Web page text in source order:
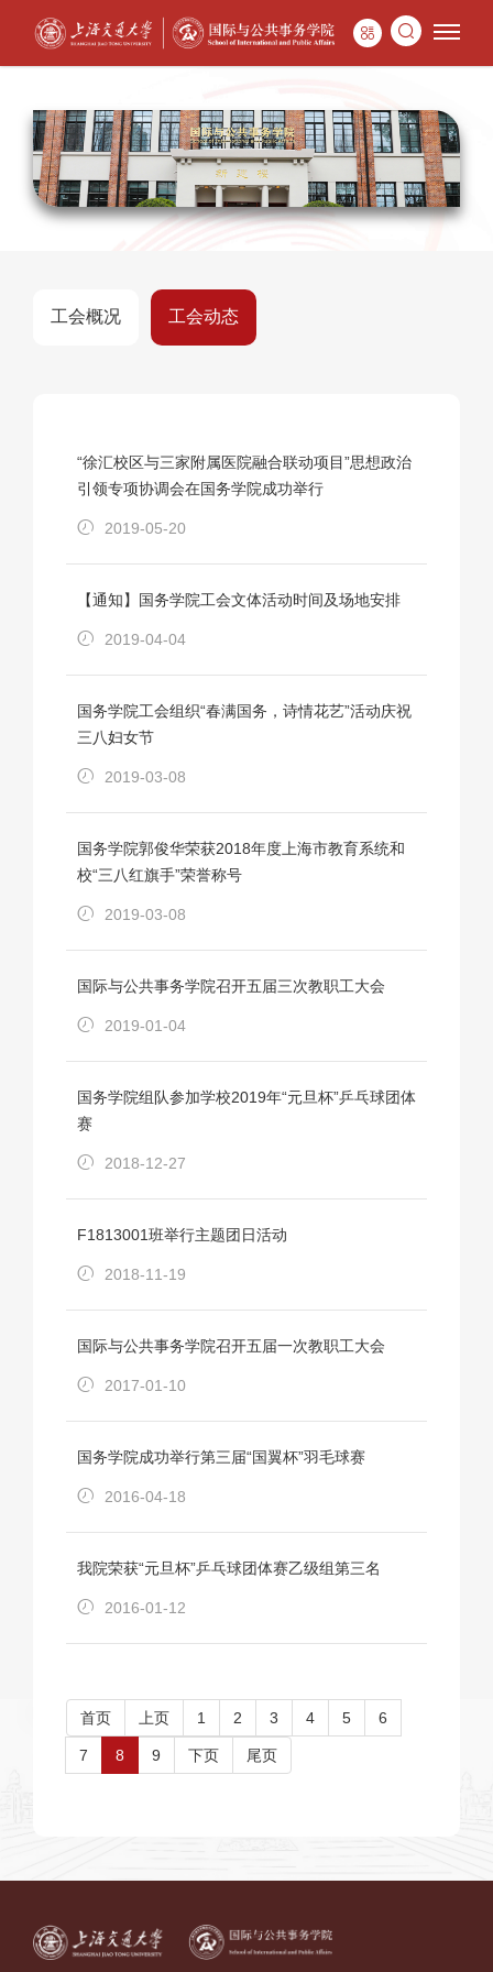
工会概况 工会动态
“徐汇校区与三家附属医院融合联动项目”思想政治
引领专项协调会在国务学院成功举行
2019-05-20
【通知】国务学院工会文体活动时间及场地安排
2019-04-04
国务学院工会组织“春满国务，诗情花艺”活动庆祝
三八妇女节
2019-03-08
国务学院郭俊华荣获2018年度上海市教育系统和
校“三八红旗手”荣誉称号
2019-03-08
国际与公共事务学院召开五届三次教职工大会
2019-01-04
国务学院组队参加学校2019年“元旦杯”乒乓球团体
赛
2018-12-27
F1813001班举行主题团日活动
2018-11-19
国际与公共事务学院召开五届一次教职工大会
2017-01-10
国务学院成功举行第三届“国翼杯”羽毛球赛
2016-04-18
我院荣获“元旦杯”乒乓球团体赛乙级组第三名
2016-01-12
首页 上页 1 2 3 4 5 6
7 8 9 下页 尾页